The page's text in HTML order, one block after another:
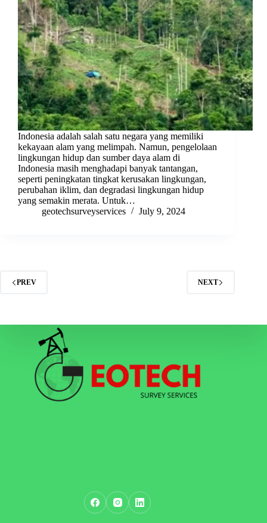
Indonesia adalah salah satu negara yang memiliki
kekayaan alam yang melimpah. Namun, pengelolaan
lingkungan hidup dan sumber daya alam di
Indonesia masih menghadapi banyak tantangan,
seperti peningkatan tingkat kerusakan lingkungan,
perubahan iklim, dan degradasi lingkungan hidup
yang semakin merata. Untuk…
geotechsurveyservices
July 9, 2024
PREV NEXT